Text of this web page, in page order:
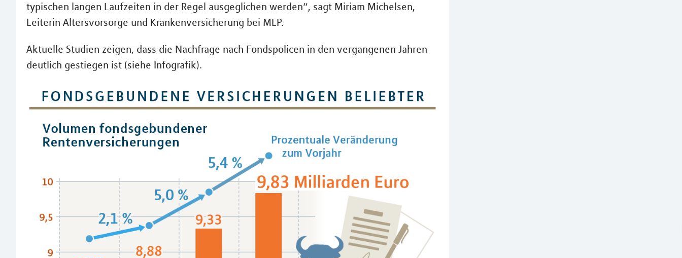
typischen langen Laufzeiten in der Regel ausgeglichen werden“, sagt Miriam Michelsen,
Leiterin Altersvorsorge und Krankenversicherung bei MLP.
Aktuelle Studien zeigen, dass die Nachfrage nach Fondspolicen in den vergangenen Jahren
deutlich gestiegen ist (siehe Infografik).